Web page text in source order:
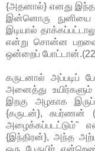
{அதனால்} எனது
இன்னொரு நுனியை
இடியால்
என்று சொன்ன
ஒன்றைப்
கருடனால் அப்படிப்
அனைத்து
இறகு அழகாக
{கருடன்},
அழைக்கப்படட்டும்"
{இந்திரன்}, அந்த
ஒரு பேருயிர்